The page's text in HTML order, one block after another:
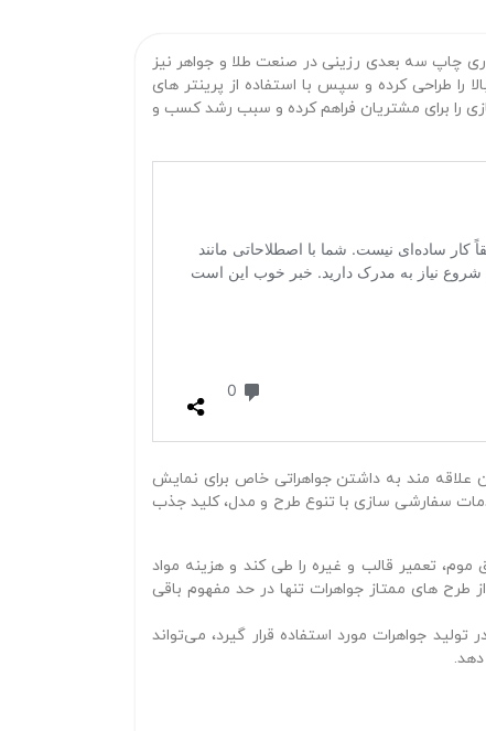
چاپ سه‌ بعدی رزینی در صنعت طلا و جواهر نیز
را طراحی کرده و سپس با استفاده از پرینتر های
را برای مشتریان فراهم کرده و سبب رشد کسب‌ و
مند به داشتن جواهراتی خاص برای نمایش
سفارشی‌ سازی با تنوع طرح و مدل، کلید جذب
موم، تعمیر قالب و غیره را طی کند و هزینه مواد
طرح‌ های ممتاز جواهرات تنها در حد مفهوم باقی
جواهرات مورد استفاده قرار گیرد، می‌تواند